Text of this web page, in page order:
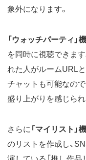
象外になります。
「ウォッチパーティ」
を同時に視聴できま
れた人がルームURL
チャットも可能なの
盛り上がりを感じられ
さらに 「マイリスト」
のリストを作成し、